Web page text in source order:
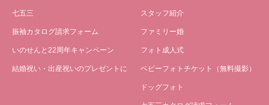
七五三
振袖カタログ請求フォーム
いのせんと22周年キャンペーン
結婚祝い・出産祝いのプレゼントに
スタッフ紹介
ファミリー婚
フォト成人式
ベビーフォトチケット（無料撮影）
ドッグフォト